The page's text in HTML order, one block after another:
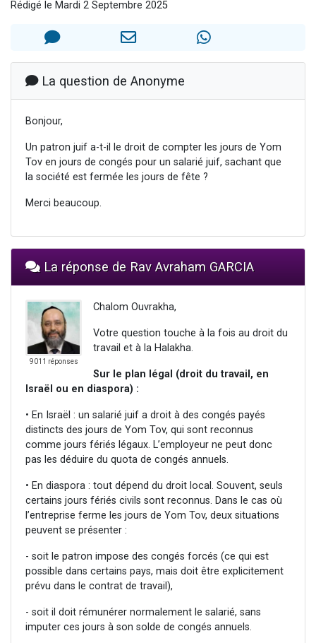
Odaya vient de donner son Maasser
2 personnes viennent de faire un don pour Tsédaka : pauvres d'Israel
Rédigé le Mardi 2 Septembre 2025
La question de Anonyme
Bonjour,
Un patron juif a-t-il le droit de compter les jours de Yom
Tov en jours de congés pour un salarié juif, sachant que
la société est fermée les jours de fête ?
Merci beaucoup.
La réponse de Rav Avraham GARCIA
9011 réponses
Chalom Ouvrakha,
Votre question touche à la fois au droit du
travail et à la Halakha.
Sur le plan légal (droit du travail, en
Israël ou en diaspora) :
• En Israël : un salarié juif a droit à des congés payés
distincts des jours de Yom Tov, qui sont reconnus
comme jours fériés légaux. L’employeur ne peut donc
pas les déduire du quota de congés annuels.
• En diaspora : tout dépend du droit local. Souvent, seuls
certains jours fériés civils sont reconnus. Dans le cas où
l’entreprise ferme les jours de Yom Tov, deux situations
peuvent se présenter :
- soit le patron impose des congés forcés (ce qui est
possible dans certains pays, mais doit être explicitement
prévu dans le contrat de travail),
- soit il doit rémunérer normalement le salarié, sans
imputer ces jours à son solde de congés annuels.